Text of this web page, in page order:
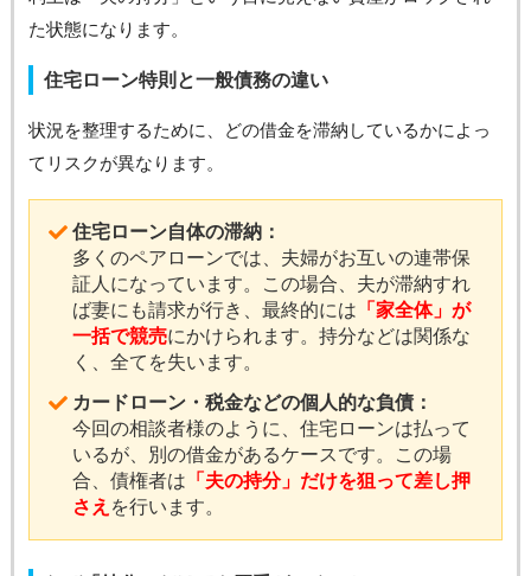
た状態になります。
住宅ローン特則と一般債務の違い
状況を整理するために、どの借金を滞納しているかによっ
てリスクが異なります。
住宅ローン自体の滞納：
多くのペアローンでは、夫婦がお互いの連帯保
証人になっています。この場合、夫が滞納すれ
ば妻にも請求が行き、最終的には 「家全体」が
一括で競売にかけられます。持分などは関係な
く、全てを失います。
カードローン・税金などの個人的な負債：
今回の相談者様のように、住宅ローンは払って
いるが、別の借金があるケースです。この場
合、債権者は 「夫の持分」だけを狙って差し押
さえ を行います。